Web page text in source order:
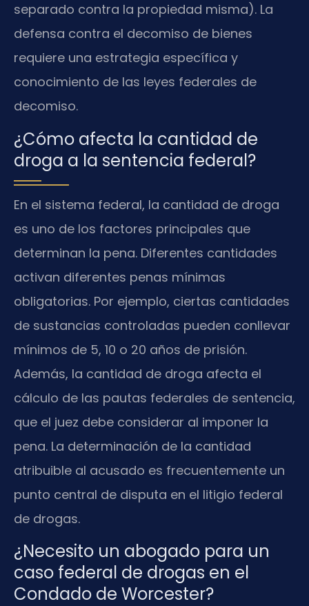
separado contra la propiedad misma). La
defensa contra el decomiso de bienes
requiere una estrategia específica y
conocimiento de las leyes federales de
decomiso.
¿Cómo afecta la cantidad de
droga a la sentencia federal?
En el sistema federal, la cantidad de droga
es uno de los factores principales que
determinan la pena. Diferentes cantidades
activan diferentes penas mínimas
obligatorias. Por ejemplo, ciertas cantidades
de sustancias controladas pueden conllevar
mínimos de 5, 10 o 20 años de prisión.
Además, la cantidad de droga afecta el
cálculo de las pautas federales de sentencia,
que el juez debe considerar al imponer la
pena. La determinación de la cantidad
atribuible al acusado es frecuentemente un
punto central de disputa en el litigio federal
de drogas.
¿Necesito un abogado para un
caso federal de drogas en el
Condado de Worcester?